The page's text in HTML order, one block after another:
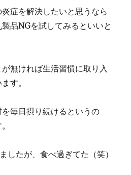
症を解決したいと思うなら
品NGを試してみるといいと
無ければ生活習慣に取り入
す。
毎日摂り続けるというの
したが、食べ過ぎてた（笑）